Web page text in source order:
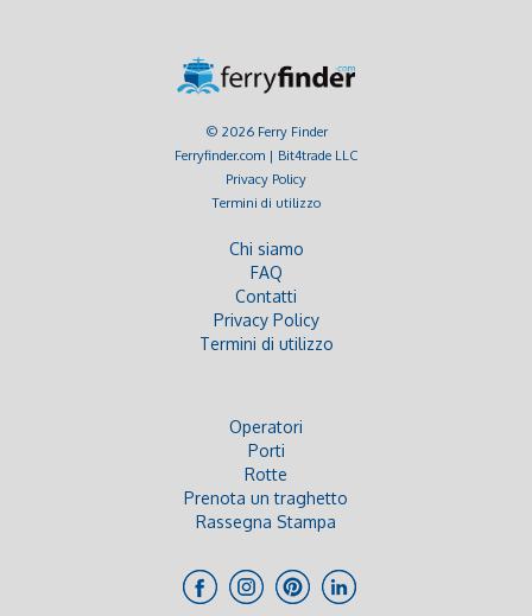
© 2026 Ferry Finder
Ferryfinder.com | Bit4trade LLC
Privacy Policy
Termini di utilizzo
Chi siamo
FAQ
Contatti
Privacy Policy
Termini di utilizzo
Operatori
Porti
Rotte
Prenota un traghetto
Rassegna Stampa